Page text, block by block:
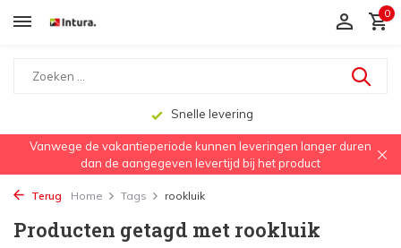
0
Snelle levering
Vanwege de vakantieperiode kunnen leveringen langer duren
dan de aangegeven levertijd bij het product
Terug Home Tags rookluik
Producten getagd met rookluik